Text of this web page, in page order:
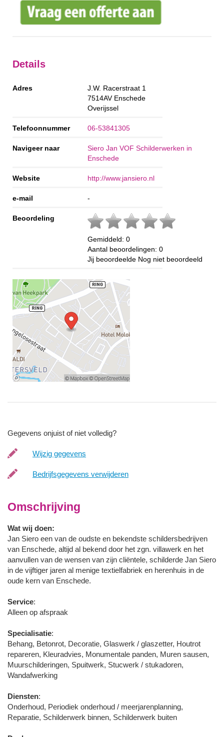
Details
Adres
J.W. Racerstraat 1
7514AV Enschede
Overijssel
Telefoonnummer 06-53841305
Navigeer naar
Siero Jan VOF Schilderwerken in
Enschede
Website http://www.jansiero.nl
e-mail -
Beoordeling
Gemiddeld: 0
Aantal beoordelingen: 0
Jij beoordeelde Nog niet beoordeeld
Gegevens onjuist of niet volledig?
Wijzig gegevens
Bedrijfsgegevens verwijderen
Omschrijving
Wat wij doen:
Jan Siero een van de oudste en bekendste schildersbedrijven
van Enschede, altijd al bekend door het zgn. villawerk en het
aanvullen van de wensen van zijn cliëntele, schilderde Jan Siero
in de vijftiger jaren al menige textielfabriek en herenhuis in de
oude kern van Enschede.
Service:
Alleen op afspraak
Specialisatie:
Behang, Betonrot, Decoratie, Glaswerk / glaszetter, Houtrot
repareren, Kleuradvies, Monumentale panden, Muren sausen,
Muurschilderingen, Spuitwerk, Stucwerk / stukadoren,
Wandafwerking
Diensten:
Onderhoud, Periodiek onderhoud / meerjarenplanning,
Reparatie, Schilderwerk binnen, Schilderwerk buiten